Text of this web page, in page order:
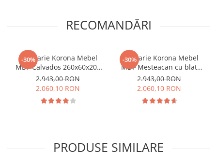
RECOMANDĂRI
-30%
Bucatarie Korona Mebel
MDF Calvados 260x60x200
cm
2.943,00 RON
2.060,10 RON
-30%
Bucatarie Korona Mebel
MDF Mesteacan cu blat
intreg 260x60x200 cm
2.943,00 RON
2.060,10 RON
PRODUSE SIMILARE